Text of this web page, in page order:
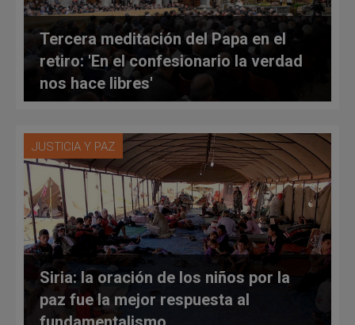
Tercera meditación del Papa en el
retiro: 'En el confesionario la verdad
nos hace libres'
JUSTICIA Y PAZ
Siria: la oración de los niños por la
paz fue la mejor respuesta al